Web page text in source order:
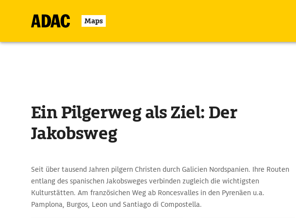
Maps
Ein Pilgerweg als Ziel: Der
Jakobsweg
Seit über tausend Jahren pilgern Christen durch Galicien Nordspanien. Ihre Routen
entlang des spanischen Jakobsweges verbinden zugleich die wichtigsten
Kulturstätten. Am französichen Weg ab Roncesvalles in den Pyrenäen u.a.
Pamplona, Burgos, Leon und Santiago di Compostella.